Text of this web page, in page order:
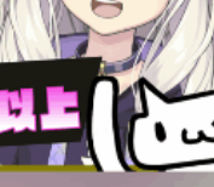
続